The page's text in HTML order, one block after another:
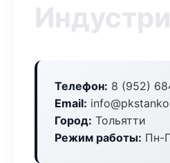
Телефон: 8 (952)
Email:
Город: Тольятти
Режим работы: Пн-